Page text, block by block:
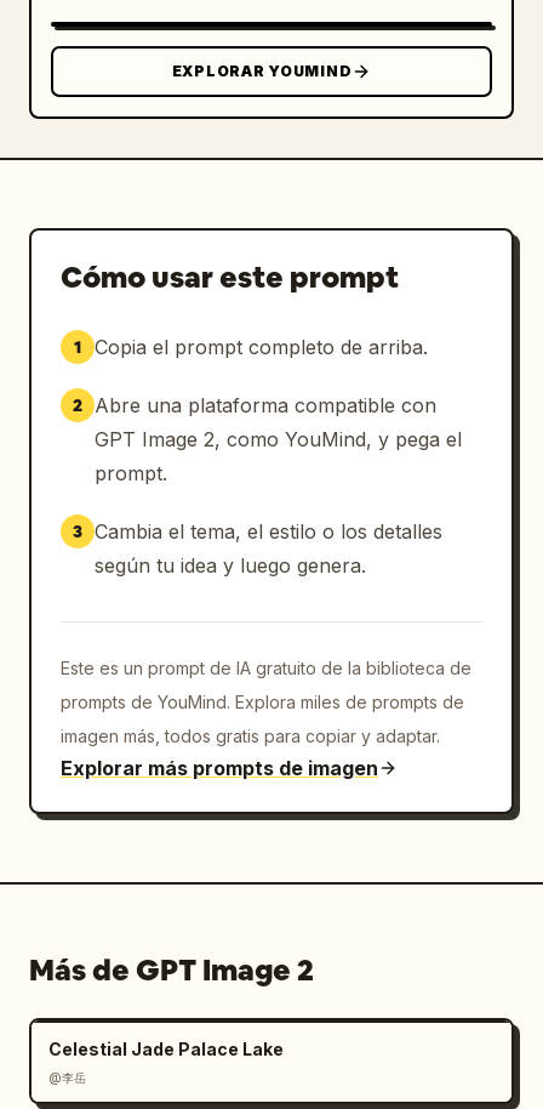
EXPLORAR YOUMIND
Cómo usar este prompt
1 Copia el prompt completo de arriba.
2
Abre una plataforma compatible con
GPT Image 2, como YouMind, y pega el
prompt.
3 Cambia el tema, el estilo o los detalles
según tu idea y luego genera.
Este es un prompt de IA gratuito de la biblioteca de
prompts de YouMind. Explora miles de prompts de
imagen más, todos gratis para copiar y adaptar.
Explorar más prompts de imagen
Más de GPT Image 2
Celestial Jade Palace Lake
@李岳